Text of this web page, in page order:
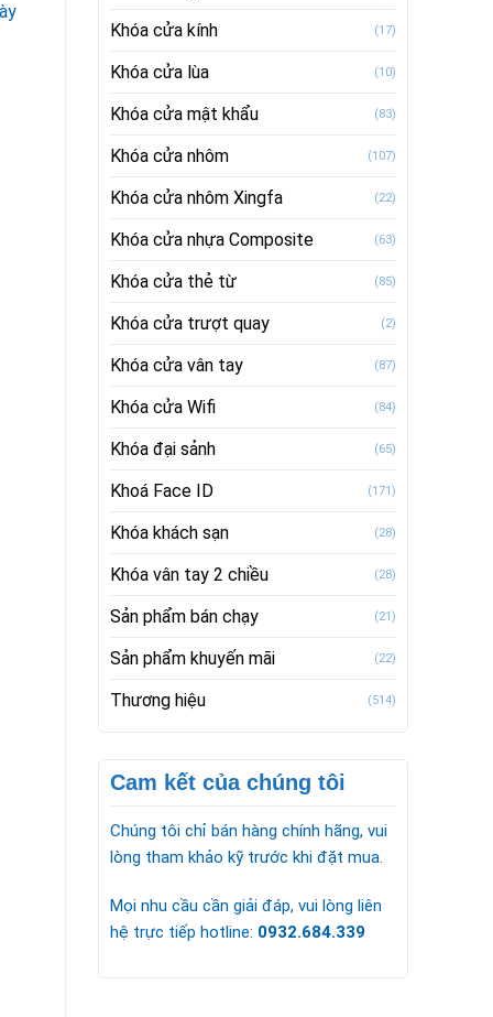
Khóa cửa kính (17)
Khóa cửa lùa (10)
Khóa cửa mật khẩu (83)
Khóa cửa nhôm (107)
Khóa cửa nhôm Xingfa (22)
Khóa cửa nhựa Composite (63)
Khóa cửa thẻ từ (85)
Khóa cửa trượt quay (2)
Khóa cửa vân tay (87)
Khóa cửa Wifi (84)
Khóa đại sảnh (65)
Khoá Face ID (171)
Khóa khách sạn (28)
Khóa vân tay 2 chiều (28)
Sản phẩm bán chạy (21)
Sản phẩm khuyến mãi (22)
Thương hiệu (514)
Cam kết của chúng tôi
Chúng tôi chỉ bán hàng chính hãng, vui
lòng tham khảo kỹ trước khi đặt mua.
Mọi nhu cầu cần giải đáp, vui lòng liên
hệ trực tiếp hotline: 0932.684.339